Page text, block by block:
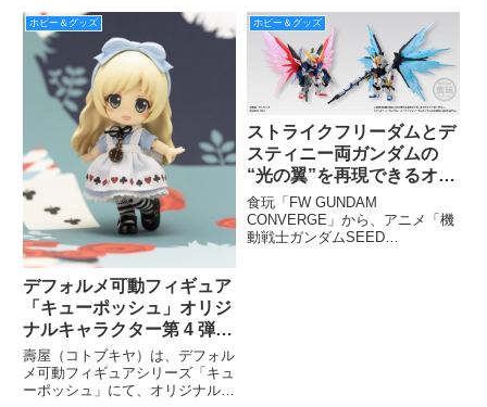
ーソン、サークルＫ・サンクス、
ミニストップ、デイリーヤマザ
キ、スリーエフ、その他コンビニ
エンスストア、書店
ホビー＆グッズ
デフォルメ可動フィギュア
「キューポッシュ」オリジ
ナルキャラクター第 4 弾！
隠しきれない好奇心を持つ
小さな淑女「アリス-
Alice-」登場
壽屋（コトブキヤ）は、デフォル
メ可動フィギュアシリーズ「キュ
ーポッシュ」にて、オリジナルキ
ホビー＆グッズ
ストライクフリーダムとデ
スティニー両ガンダムの
“光の翼”を再現できるオプ
ションセットが食玩「FW
GUNDAM CONVERGE」
に限定で登場
食玩「FW GUNDAM
CONVERGE」から、アニメ「機
動戦士ガンダムSEED